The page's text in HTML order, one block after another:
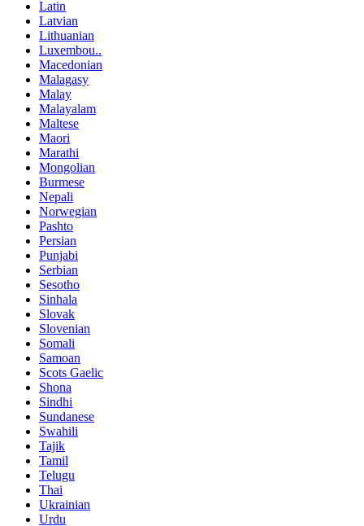
Latin
Latvian
Lithuanian
Luxembou..
Macedonian
Malagasy
Malay
Malayalam
Maltese
Maori
Marathi
Mongolian
Burmese
Nepali
Norwegian
Pashto
Persian
Punjabi
Serbian
Sesotho
Sinhala
Slovak
Slovenian
Somali
Samoan
Scots Gaelic
Shona
Sindhi
Sundanese
Swahili
Tajik
Tamil
Telugu
Thai
Ukrainian
Urdu